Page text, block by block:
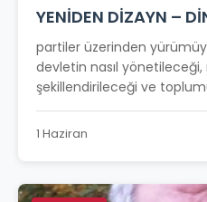
YENİDEN DİZAYN –
partiler üzerinden
devletin nasıl
şekillendirileceği ve
1 Haziran